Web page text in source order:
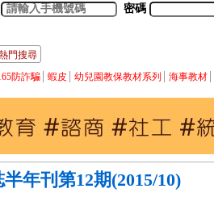
密碼
門搜尋
防詐騙
蝦皮 幼兒園教保教材系列 海事教材
年刊第12期(2015/10)